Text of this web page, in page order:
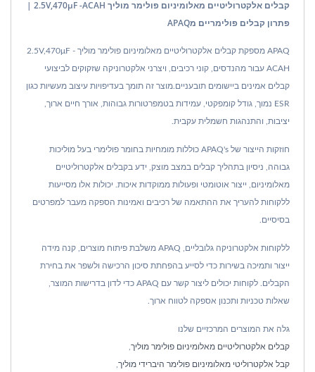
קבלים אלקטרוליטיים מאלומיניום פולימר מוליך 2.5V,470μF -ACAH |
פתרון קבלים פולימריים מAPAQ
APAQ מספקת קבלים אלקטרוליטיים מאלומיניום פולימר מוליך 2.5V,470μF -
ACAH עבור מהנדסים, קוני רכיבים, ויצרני אלקטרוניקה שזקוקים לביצועי
קבלים אמינים ביישומים תובעניים.מוצר זה תומך בעדיפויות עיצוב מעשיות כגון
ESR נמוך, גודל קומפקטי, עמידות בטמפרטורות גבוהות, אורך חיים ארוך,
יציבות, והתנהגות חשמלית עקבית.
חוזקות הייצור של APAQ's כוללות מומחיות בחומר פולימרי בעל מוליכות
גבוהה, ניסיון בתהליך קבלים במצב מוצק, ידע בקבלים אלקטרוליטיים
מאלומיניום, ייצור אוטומטי ופעולות ממוקדות איכות. יכולות אלו מסייעות
ללקוחות להעריך את ההתאמה של רכיבים ואמינות הספקה מעבר למפרטים
בסיסיים.
ללקוחות אלקטרוניקה גלובליים, APAQ משלבת פיתוח מוצרים, קנה מידה
ייצור ותמיכה בשירות כדי לסייע בהפחתת סיכון הרכישה ולשפר את בחירת
הקבלים. לקוחות יכולים ליצור קשר עם APAQ כדי לדון בדרישות המוצר,
שאלות טכניות ותכנון אספקה לטווח ארוך.
גלה את המוצרים המרכזיים שלנו
קבלים אלקטרוליטיים מאלומיניום פולימר מוליך
קבל אלקטרוליטי מאלומיניום פולימר היברידי מוליך